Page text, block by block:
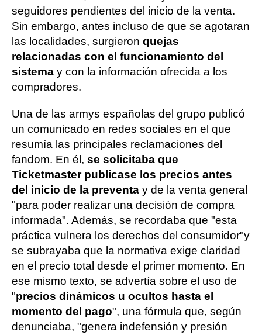
seguidores pendientes del inicio de la venta.
Sin embargo, antes incluso de que se agotaran
las localidades, surgieron quejas
relacionadas con el funcionamiento del
sistema y con la información ofrecida a los
compradores.
Una de las armys españolas del grupo publicó
un comunicado en redes sociales en el que
resumía las principales reclamaciones del
fandom. En él, se solicitaba que
Ticketmaster publicase los precios antes
del inicio de la preventa y de la venta general
"para poder realizar una decisión de compra
informada". Además, se recordaba que "esta
práctica vulnera los derechos del consumidor"y
se subrayaba que la normativa exige claridad
en el precio total desde el primer momento. En
ese mismo texto, se advertía sobre el uso de
"precios dinámicos u ocultos hasta el
momento del pago", una fórmula que, según
denunciaba, "genera indefensión y presión